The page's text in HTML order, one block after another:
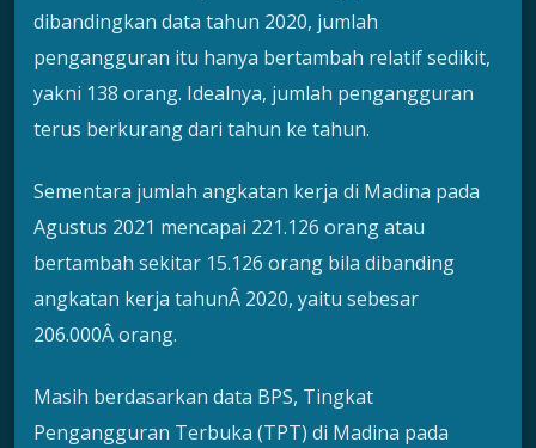
dibandingkan data tahun 2020, jumlah
pengangguran itu hanya bertambah relatif sedikit,
yakni 138 orang. Idealnya, jumlah pengangguran
terus berkurang dari tahun ke tahun.
Sementara jumlah angkatan kerja di Madina pada
Agustus 2021 mencapai 221.126 orang atau
bertambah sekitar 15.126 orang bila dibanding
angkatan kerja tahunÂ 2020, yaitu sebesar
206.000Â orang.
Masih berdasarkan data BPS, Tingkat
Pengangguran Terbuka (TPT) di Madina pada